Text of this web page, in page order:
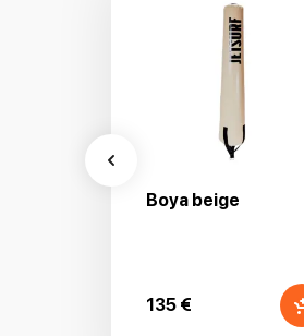
Boya beige
135 €